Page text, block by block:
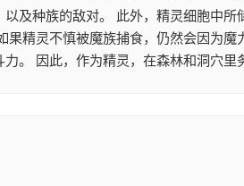
及种族的敌对。 此外，精灵细胞中
精灵不慎被魔族捕食，仍然会因为
。 因此，作为精灵，在森林和洞穴里